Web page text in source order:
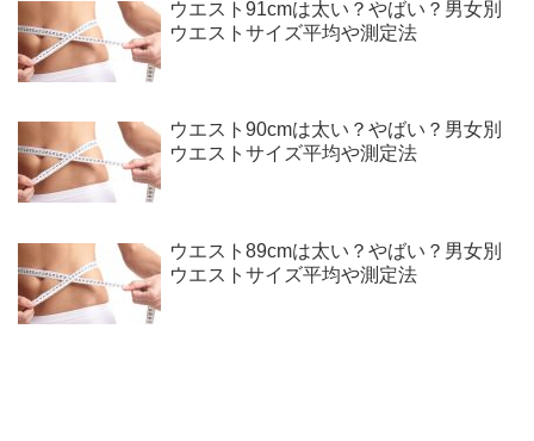
ウエスト91cmは太い？やばい？男女別
ウエストサイズ平均や測定法
ウエスト90cmは太い？やばい？男女別
ウエストサイズ平均や測定法
ウエスト89cmは太い？やばい？男女別
ウエストサイズ平均や測定法